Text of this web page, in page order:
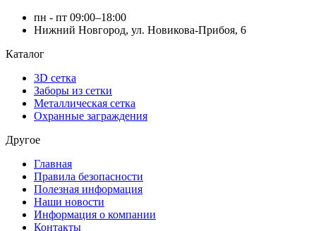
пн - пт 09:00–18:00
Нижний Новгород, ул. Новикова-Прибоя, 6
Каталог
3D сетка
Заборы из сетки
Металлическая сетка
Охранные заграждения
Другое
Главная
Правила безопасности
Полезная информация
Наши новости
Информация о компании
Контакты